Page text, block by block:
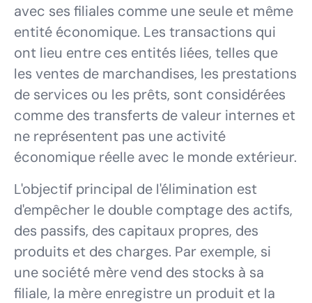
avec ses filiales comme une seule et même
entité économique. Les transactions qui
ont lieu entre ces entités liées, telles que
les ventes de marchandises, les prestations
de services ou les prêts, sont considérées
comme des transferts de valeur internes et
ne représentent pas une activité
économique réelle avec le monde extérieur.
L'objectif principal de l'élimination est
d'empêcher le double comptage des actifs,
des passifs, des capitaux propres, des
produits et des charges. Par exemple, si
une société mère vend des stocks à sa
filiale, la mère enregistre un produit et la